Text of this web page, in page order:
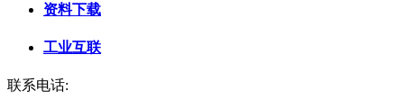
资料下载
工业互联
联系电话: